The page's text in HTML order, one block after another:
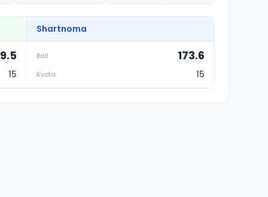
Shartnoma
15
Ball 173.6
Kvota 15